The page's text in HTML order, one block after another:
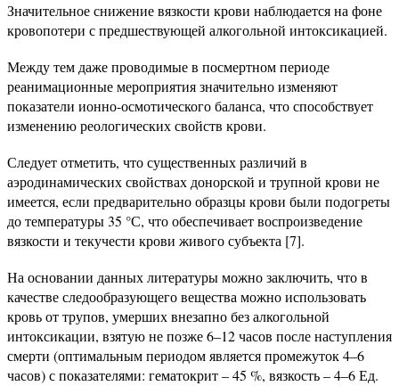
Значительное снижение вязкости крови наблюдается на фоне
кровопотери с предшествующей алкогольной интоксикацией.
Между тем даже проводимые в посмертном периоде
реанимационные мероприятия значительно изменяют
показатели ионно-осмотического баланса, что способствует
изменению реологических свойств крови.
Следует отметить, что существенных различий в
аэродинамических свойствах донорской и трупной крови не
имеется, если предварительно образцы крови были подогреты
до температуры 35 °С, что обеспечивает воспроизведение
вязкости и текучести крови живого субъекта [7].
На основании данных литературы можно заключить, что в
качестве следообразующего вещества можно использовать
кровь от трупов, умерших внезапно без алкогольной
интоксикации, взятую не позже 6–12 часов после наступления
смерти (оптимальным периодом является промежуток 4–6
часов) с показателями: гематокрит – 45 %, вязкость – 4–6 Ед.